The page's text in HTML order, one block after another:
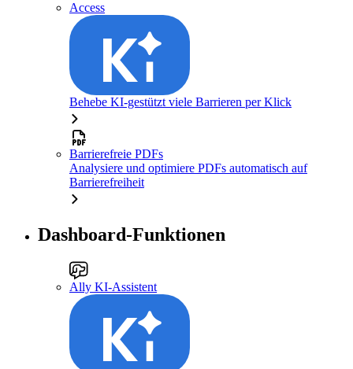
Access
Behebe KI-gestützt viele Barrieren per Klick
Barrierefreie PDFs
Analysiere und optimiere PDFs automatisch auf
Barrierefreiheit
Dashboard-Funktionen
Ally KI-Assistent